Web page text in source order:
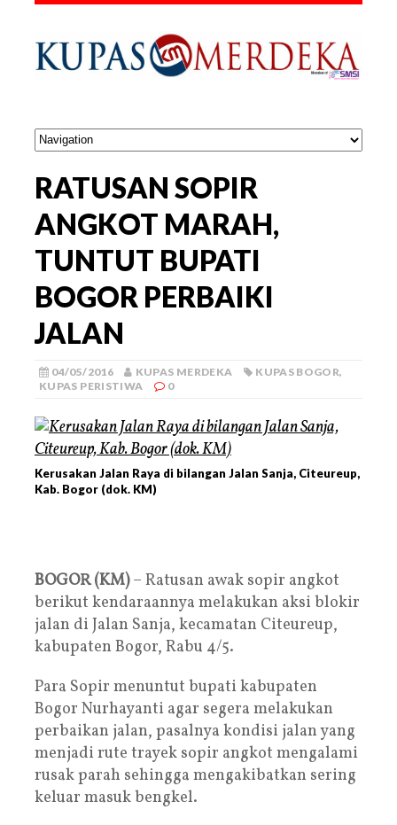
RATUSAN SOPIR
ANGKOT MARAH,
TUNTUT BUPATI
BOGOR PERBAIKI
JALAN
04/05/2016 KUPAS MERDEKA KUPAS BOGOR,
KUPAS PERISTIWA
0
Kerusakan Jalan Raya di bilangan Jalan Sanja, Citeureup,
Kab. Bogor (dok. KM)
BOGOR (KM)– Ratusan awak sopir angkot
berikut kendaraannya melakukan aksi blokir
jalan di Jalan Sanja, kecamatan Citeureup,
kabupaten Bogor, Rabu 4/5.
Para Sopir menuntut bupati kabupaten
Bogor Nurhayanti agar segera melakukan
perbaikan jalan, pasalnya kondisi jalan yang
menjadi rute trayek sopir angkot mengalami
rusak parah sehingga mengakibatkan sering
keluar masuk bengkel.